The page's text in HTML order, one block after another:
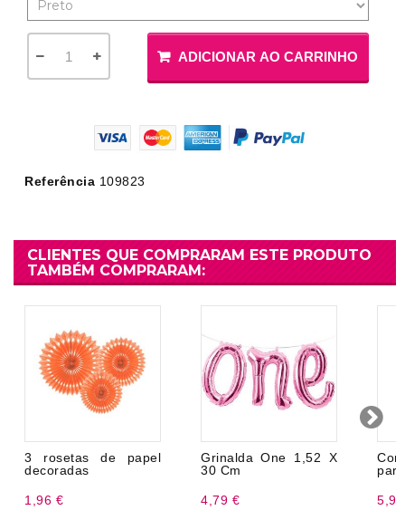
ADICIONAR AO CARRINHO
Referência 109823
CLIENTES QUE COMPRARAM ESTE PRODUTO
TAMBÉM COMPRARAM:
3 rosetas de papel
decoradas
1,96 €
Grinalda One 1,52 X
30 Cm
4,79 €